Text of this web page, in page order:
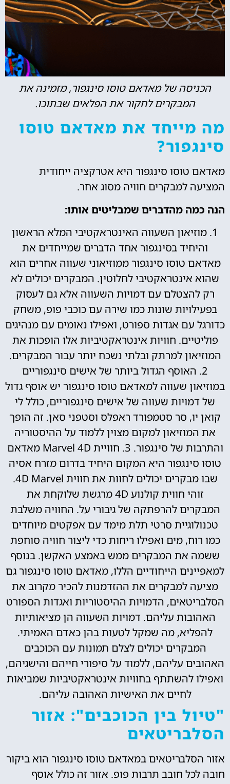
הכניסה של מאדאם טוסו סינגפור, מזמינה את
המבקרים לחקור את הפלאים שבתוכו.
מה מייחד את מאדאם טוסו
סינגפור?
מאדאם טוסו סינגפור היא אטרקציה ייחודית
המציעה למבקרים חוויה מסוג אחר.
הנה כמה מהדברים שמבליטים אותו:
1. מוזיאון השעווה האינטראקטיבי המלא הראשון
והיחיד בסינגפור אחד הדברים שמייחדים את
מאדאם טוסו סינגפור ממוזיאוני שעווה אחרים הוא
שהוא אינטראקטיבי לחלוטין. המבקרים יכולים לא
רק להצטלם עם דמויות השעווה אלא גם לעסוק
בפעילויות שונות כמו שירה עם כוכבי פופ, משחק
כדורגל עם אגדות ספורט, ואפילו נאומים עם מנהיגים
פוליטיים. חוויות אינטראקטיביות אלו הופכות את
המוזיאון למרתק ובלתי נשכח יותר עבור המבקרים.
2. האוסף הגדול ביותר של אישים סינגפוריים
במוזיאון שעווה למאדאם טוסו סינגפור יש אוסף גדול
של דמויות שעווה של אישים סינגפוריים, כולל לי
קואן יו, סר סטמפורד ראפלס וסטפני סאן. זה הופך
את המוזיאון למקום מצוין ללמוד על ההיסטוריה
והתרבות של סינגפור. 3. חוויית Marvel 4D מאדאם
טוסו סינגפור היא המקום היחיד בדרום מזרח אסיה
שבו מבקרים יכולים לחוות את חווית 4D Marvel.
זוהי חווית קולנוע 4D מרגשת שלוקחת את
המבקרים להרפתקה של גיבורי על. החוויה משלבת
טכנולוגיית סרטי תלת מימד עם אפקטים מיוחדים
כמו רוח, מים ואפילו ריחות כדי ליצור חוויה סוחפת
ששמה את המבקרים ממש באמצע האקשן. בנוסף
למאפיינים הייחודיים הללו, מאדאם טוסו סינגפור גם
מציעה למבקרים את ההזדמנות להכיר מקרוב את
הסלבריטאים, הדמויות ההיסטוריות ואגדות הספורט
האהובות עליהם. דמויות השעווה הן מציאותיות
להפליא, מה שמקל לטעות בהן כאדם האמיתי.
המבקרים יכולים לצלם תמונות עם הכוכבים
האהובים עליהם, ללמוד על סיפורי חייהם והישגיהם,
ואפילו להשתתף בחוויות אינטראקטיביות שמביאות
לחיים את האישיות האהובה עליהם.
"טיול בין הכוכבים": אזור
הסלבריטאים
אזור הסלבריטאים במאדאם טוסו סינגפור הוא ביקור
חובה לכל חובב תרבות פופ. אזור זה כולל אוסף